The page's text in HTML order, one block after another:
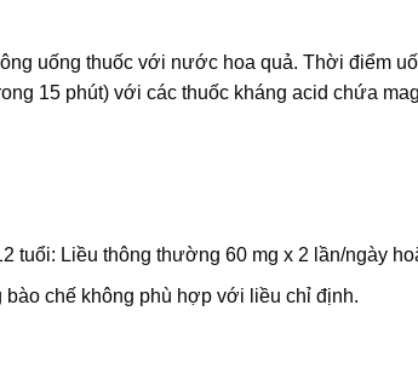
uống thuốc với nước hoa quả. Thời điểm
15 phút) với các thuốc kháng acid chứa
tuổi: Liều thông thường 60 mg x 2 lần/ngày
chế không phù hợp với liều chỉ định.